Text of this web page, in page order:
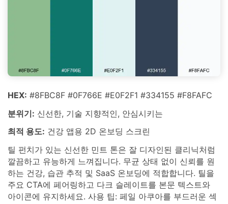
HEX: #8FBC8F #0F766E #E0F2F1 #334155 #F8FAFC
분위기: 신선한, 기술 지향적인, 안심시키는
최적 용도: 건강 앱용 2D 온보딩 스크린
틸 펀치가 있는 신선한 민트 톤은 잘 디자인된 클리닉처럼
깔끔하고 유능하게 느껴집니다. 무균 상태 없이 신뢰를 원
하는 건강, 습관 추적 및 SaaS 온보딩에 적합합니다. 틸을
주요 CTA에 페어링하고 다크 슬레이트를 본문 텍스트와
아이콘에 유지하세요. 사용 팁: 페일 아쿠아를 부드러운 섹